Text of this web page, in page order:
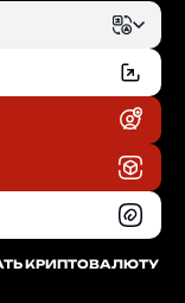
КРИПТОВАЛЮТУ